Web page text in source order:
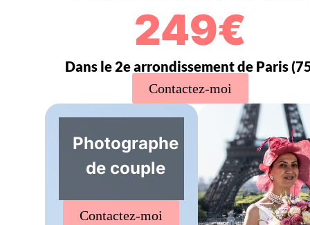
249€
Dans le 2e arrondissement de Paris
Contactez-moi
Photographe
de couple
Contactez-moi